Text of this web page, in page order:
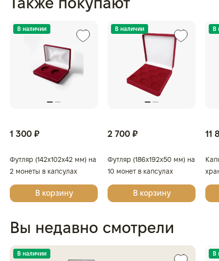
Серебро, 15,55 гр., РОССИЯ
В наличии
1 300 ₽
Футляр (142x102x42 мм) на
2 монеты в капсулах
(диаметр 46 мм), светло-
бордовыйВ корзину
В наличии
2 700 ₽
Футляр (186x192x50 мм) на
10 монет в капсулах
(диаметр 46 мм), светло-
бордовыйВ корзину
В
11
Вы недавно смотрели
В наличии В